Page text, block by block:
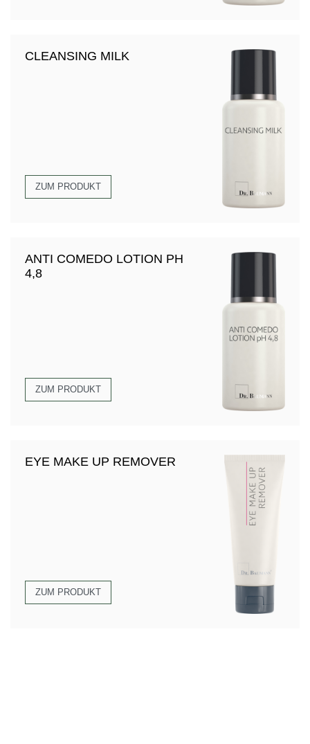
CLEANSING MILK
ZUM PRODUKT
ANTI COMEDO LOTION PH
4,8
ZUM PRODUKT
EYE MAKE UP REMOVER
ZUM PRODUKT